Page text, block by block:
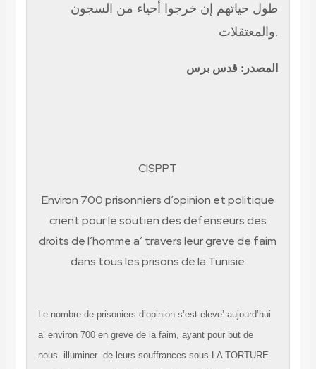
طول حياتهم إن خرجوا أحياء من السجون
والمعتقلات.
المصدر: قدس برس
CISPPT
Environ 700 prisonniers d’opinion et politique
crient pour le soutien des defenseurs des
droits de l’homme a’ travers leur greve de faim
dans tous les prisons de la Tunisie
Le nombre de prisoniers d’opinion s’est eleve’ aujourd’hui
a’ environ 700 en greve de la faim, ayant pour but de
nous illuminer de leurs souffrances sous LA TORTURE